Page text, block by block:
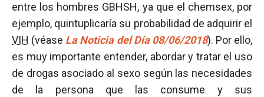
entre los hombres GBHSH, ya que el chemsex, por
ejemplo, quintuplicaría su probabilidad de adquirir el
VIH (véase La Noticia del Día 08/06/2018). Por ello,
es muy importante entender, abordar y tratar el uso
de drogas asociado al sexo según las necesidades
de la persona que las consume y sus